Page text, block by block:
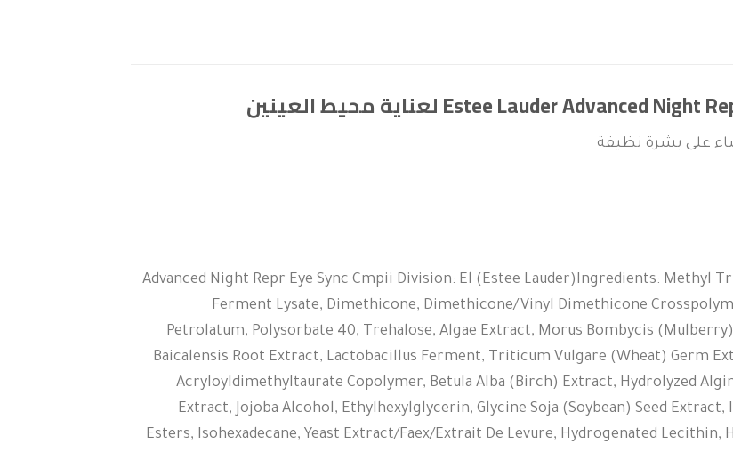
على بشرة نظيفة
Advanced Night Repr Eye Sync Cmpii Division: El (Estee Lauder)Ingredients: Methyl
Ferment Lysate, Dimethicone, Dimethicone/Vinyl Dimethicone
Petrolatum, Polysorbate 40, Trehalose, Algae Extract, Morus Bombycis
Baicalensis Root Extract, Lactobacillus Ferment, Triticum Vulgare (Wheat) Germ
Acryloyldimethyltaurate Copolymer, Betula Alba (Birch) Extract, Hydrolyzed
Extract, Jojoba Alcohol, Ethylhexylglycerin, Glycine Soja (Soybean) Seed Extract,
Esters, Isohexadecane, Yeast Extract/Faex/Extrait De Levure, Hydrogenated Lecithin,